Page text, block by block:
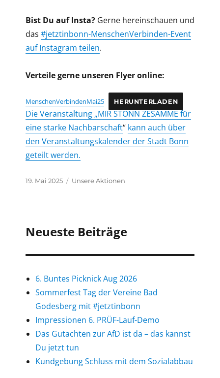
Bist Du auf Insta?Gerne hereinschauen und
das #jetztinbonn-MenschenVerbinden-Event
auf Instagram teilen.
Verteile gerne unseren Flyer online:
MenschenVerbindenMai25 HERUNTERLADEN
Die Veranstaltung „MIR STONN ZESAMME für
eine starke Nachbarschaft“ kann auch über
den Veranstaltungskalender der Stadt Bonn
geteilt werden.
Veröffentlicht
19. Mai 2025 Kategorien
Unsere Aktionen
Neueste Beiträge
6. Buntes Picknick Aug 2026
Sommerfest Tag der Vereine Bad
Godesberg mit #jetztinbonn
Impressionen 6. PRÜF-Lauf-Demo
Das Gutachten zur AfD ist da – das kannst
Du jetzt tun
Kundgebung Schluss mit dem Sozialabbau